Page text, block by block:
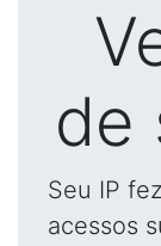
de
Seu IP
acessos